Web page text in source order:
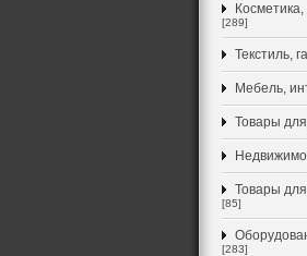
[289]
Текстиль,
Мебель,
Товары
Товары
[85]
[283]